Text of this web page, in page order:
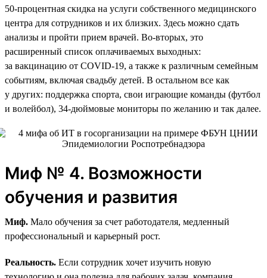
50‑процентная скидка на услуги собственного медицинского
центра для сотрудников и их близких. Здесь можно сдать
анализы и пройти прием врачей. Во-вторых, это
расширенный список оплачиваемых выходных:
за вакцинацию от COVID-19, а также к различным семейным
событиям, включая свадьбу детей. В остальном все как
у других: поддержка спорта, свои играющие команды (футбол
и волейбол), 34‑дюймовые мониторы по желанию и так далее.
Миф № 4. Возможности
обучения и развития
Миф. Мало обучения за счет работодателя, медленный
профессиональный и карьерный рост.
Реальность. Если сотрудник хочет изучить новую